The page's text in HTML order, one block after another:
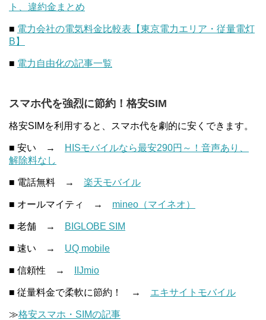
ト、違約金まとめ
■ 電力会社の電気料金比較表【東京電力エリア・従量電灯
B】
■ 電力自由化の記事一覧
スマホ代を強烈に節約！格安SIM
格安SIMを利用すると、スマホ代を劇的に安くできます。
■ 安い →
HISモバイルなら最安290円～！音声あり、
解除料なし
■ 電話無料 → 楽天モバイル
■ オールマイティ → mineo（マイネオ）
■ 老舗 → BIGLOBE SIM
■ 速い → UQ mobile
■ 信頼性 → IIJmio
■ 従量料金で柔軟に節約！ → エキサイトモバイル
≫格安スマホ・SIMの記事